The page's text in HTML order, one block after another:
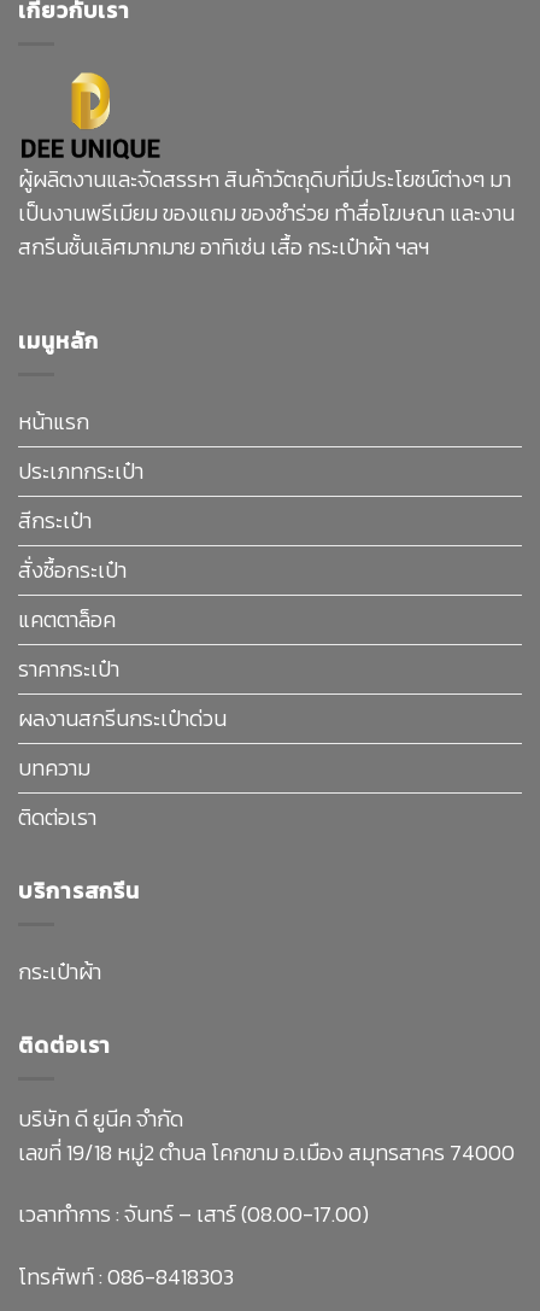
เกี่ยวกับเรา
ผู้ผลิตงานและจัดสรรหา สินค้าวัตถุดิบที่มีประโยชน์ต่างๆ มา
เป็นงานพรีเมียม ของแถม ของชำร่วย ทำสื่อโฆษณา และงาน
สกรีนชั้นเลิศมากมาย อาทิเช่น เสื้อ กระเป๋าผ้า ฯลฯ
เมนูหลัก
หน้าแรก
ประเภทกระเป๋า
สีกระเป๋า
สั่งซื้อกระเป๋า
แคตตาล็อค
ราคากระเป๋า
ผลงานสกรีนกระเป๋าด่วน
บทความ
ติดต่อเรา
บริการสกรีน
กระเป๋าผ้า
ติดต่อเรา
บริษัท ดี ยูนีค จำกัด
เลขที่ 19/18 หมู่2 ตำบล โคกขาม อ.เมือง สมุทรสาคร 74000
เวลาทำการ : จันทร์ – เสาร์ (08.00-17.00)
โทรศัพท์ :086-8418303